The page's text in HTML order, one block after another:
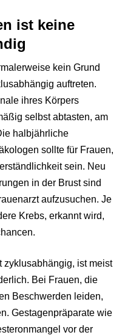
ist keine
kein Grund
auftreten.
ihres Körpers
selbst abtasten, am
halbjährliche
sollte für Frauen,
sein. Neu
in der Brust sind
aufzusuchen. Je
Krebs, erkannt wird,
zyklusabhängig, ist meist
Bei Frauen, die
Beschwerden leiden,
Gestagenpräparate wie
vor der